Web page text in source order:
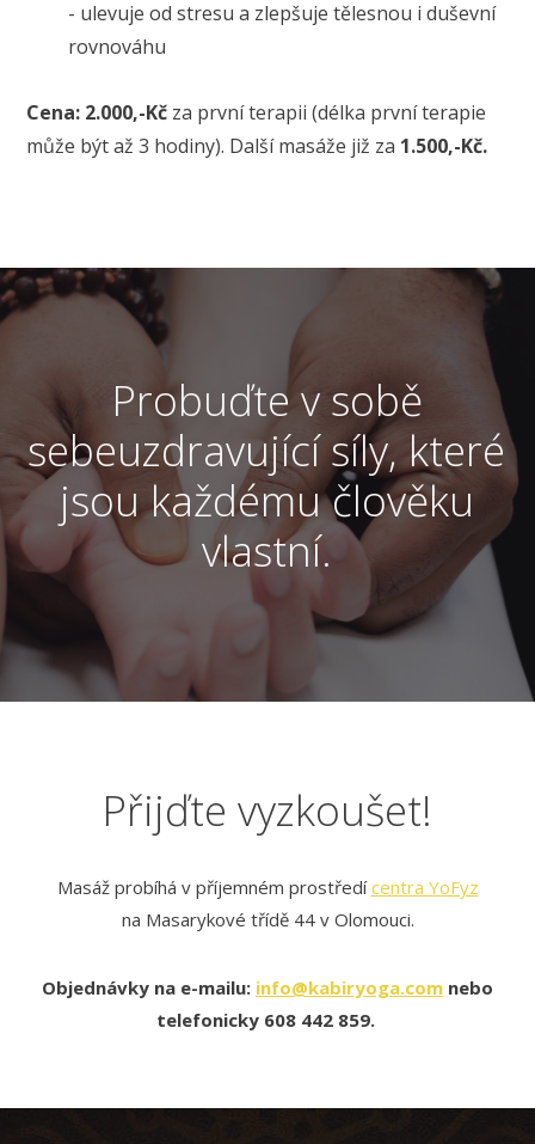
- ulevuje od stresu a zlepšuje tělesnou i duševní
rovnováhu
Cena: 2.000,-Kč za první terapii(délka první terapie
může být až 3 hodiny). Další masáže již za 1.500,-Kč.
Probuďte v sobě
sebeuzdravující síly, které
jsou každému člověku
vlastní.
Přijďte vyzkoušet!
Masáž probíhá v příjemném prostředícentra YoFyz
na Masarykové třídě 44 v Olomouci.
Objednávky na e-mailu: info@kabiryoga.com nebo
telefonicky 608 442 859.